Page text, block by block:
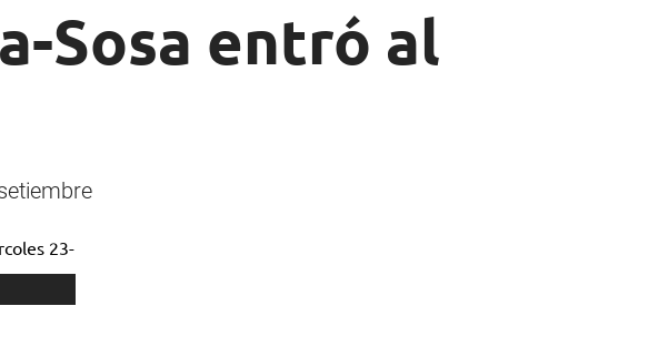
Sosa entró al